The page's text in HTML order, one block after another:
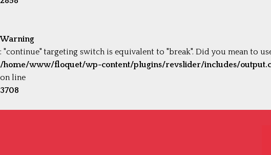
Warning
: "continue" targeting switch is equivalent to "break". Did you mean to
/home/www/floquet/wp-content/plugins/revslider/includes/
on line
3708